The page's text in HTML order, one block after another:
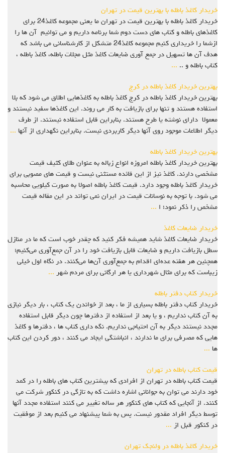
خریدار کاغذ باطله با بهترین قیمت در تهران
خریدار کاغذ باطله با بهترین قیمت در تهران ما یعنی مجموعه کاغذ24 برای
کاغذهای باطله و کتاب های دست دوم شما برنامه داریم و می توانیم آن ها را
ازشما را خریداری کنیم مجموعه کاغذ24 متشکل از کارشناسانی می باشد که
هدف آن ها تسهیل در جمع آوری ضایعات کاغذ مثل مجلات باطله، کاغذ باطله ،
کتاب باطله و .. ...
بهترین خریدار کاغذ باطله در کرج
بهترین خریدار کاغذ باطله در کرج کاغذ باطله به کاغذهایی اطلاق می شود که بلا
استفاده هستند و تنها برای بازیافت به کار می روند. این کاغذها سفید نیستند و
معمولا دارای نوشته یا طرح هستند. بنابراین قابل استفاده نیستند. از طرف
دیگر اطلاعات موجود روی آنها دیگر کاربردی نیست. بنابراین نگهداری از آنها ...
بهترین خریدار کاغذ باطله
بهترین خریدار کاغذ باطله امروزه انواع زباله به عنوان طلای کثیف قیمت
مشخصی دارند. کاغذ نیز از این قائده مستثنی نیست و قیمت های مصوبی برای
خریدار کاغذ باطله وجود دارد. قیمت کاغذ باطله اصولا به صورت کیلویی محاسبه
می شود. با توجه به نوسانات قیمت در ایران نمی تواند در این مقاله قیمت
مشخص را ذکر نمود؛ ا ...
خریدار ضایعات کاغذ
خریدار ضایعات کاغذ شاید همیشه فکر کنید که چقدر خوب است که ما در منازل
سطل بازیافت داریم و ضایعات قابل بازیافت خود را در آن جمع‌آوری می‌کنیم؛
همچنین هر هفته عده‌ای اقدام به جمع‌آوری آن‌ها می‌کنند. در نگاه اول خیلی
زیباست که برای مثال شهرداری یا هر ارگانی برای مردم شهر ...
خریدار کتاب دفتر باطله
خریدار کتاب دفتر باطله بسیاری از ما ، بعد از خواندن یک کتاب ، بار دیگر نیازی
به آن کتاب نداریم ، و یا بعد از استفاده از دفترها چون دیگر قابل استفاده
مجدد نیستند دیگر به آن احتیاجی نداریم. نگه داری کتاب ها ، دفترها و کاغذ
هایی که مصرفی برای ما ندارند ، انباشتگی ایجاد می کنند ، دور کردن این کتاب
ها ...
قیمت کتاب باطله در تهران
قیمت کتاب باطله در تهران از افرادی که بیشترین کتاب های باطله را در کمد
خود دارند می توان به جوانانی اشاره داشت که به تازگی در کنکور شرکت می
کنند. از آنجایی که کتاب های کنکور هر ساله تغییر می کنند استفاده مجدد آنها
توسط دیگر افراد مقدور نیست. پس به شما پیشنهاد می کنیم بعد از موفقیت
در کنکور قبل از ...
خریدار کاغذ باطله در ولنجک تهران